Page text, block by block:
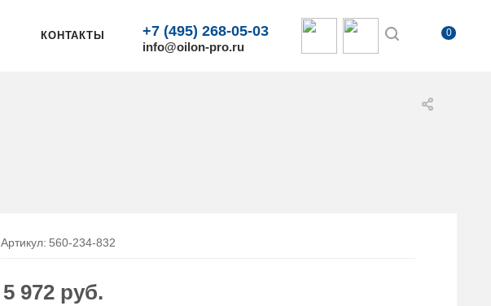
КОНТАКТЫ +7 (495) 268-05-03
info@oilon-pro.ru
0
Артикул: 560-234-832
5 972 руб.